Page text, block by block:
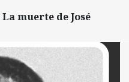
muerte de José